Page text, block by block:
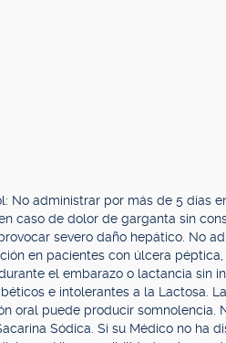
No administrar por más de 5 días
caso de dolor de garganta sin
severo daño hepático. No
en pacientes con úlcera
el embarazo o lactancia sin
e intolerantes a la Lactosa.
oral puede producir somnolencia.
Sódica. Si su Médico no ha